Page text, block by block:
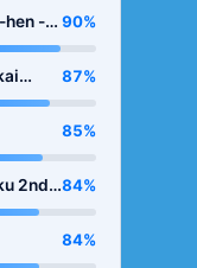
hen -
90%
87%
85%
2nd
84%
84%